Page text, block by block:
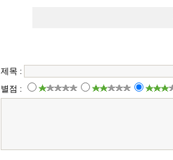
제목 :
별점 :